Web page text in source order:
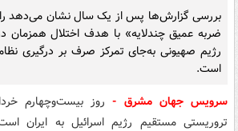
بررسی گزارش‌ها پس از یک سال نشان می‌دهد
ضربه عمیق چندلایه» با هدف اختلال همزمان
رژیم صهیونی به‌جای تمرکز صرف بر درگیری
است.
سرویس جهان مشرق - روز بیست‌وچهارم